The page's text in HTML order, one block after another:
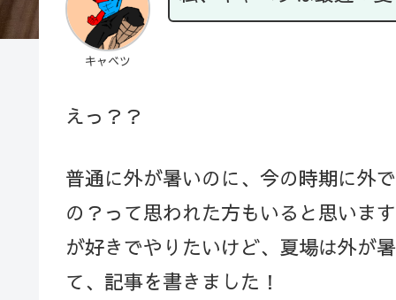
キャベツ
えっ？？
普通に外が暑いのに、今の時期に外
の？って思われた方もいると思いま
が好きでやりたいけど、夏場は外が
て、記事を書きました！